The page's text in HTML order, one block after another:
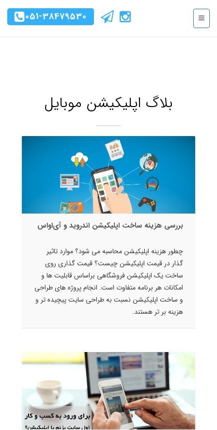
051-38479530
بلاگ اپلیکیشن موبایل
بررسی هزینه ساخت اپلیکیشن اندروید و آی‌او‌اس
چطور هزینه اپلیکیشن محاسبه می شود؟ موارد تاثیر
گذار در قیمت اپلیکیشن چیست؟ قیمت گذاری روی
ساخت یک اپلیکیشن فروشگاهی براساس قابلیت ها و
امکانات هر برنامه متفاوت است. انجام پروژه های طراحی
و ساخت اپلیکیشن نسبت به طراحی سایت پیچیده تر و
هزینه بر تر هستند.